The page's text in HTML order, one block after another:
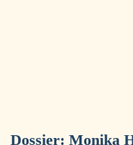
Dossier: Monika